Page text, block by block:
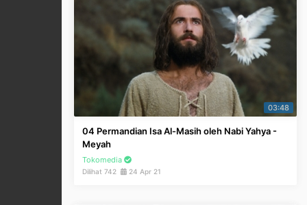
03:48
04 Permandian Isa Al-Masih oleh Nabi Yahya -
Meyah
Tokomedia
Dilihat 742 24 Apr 21